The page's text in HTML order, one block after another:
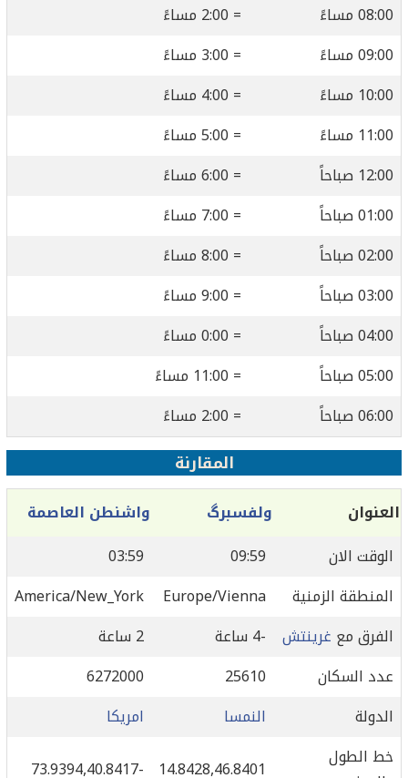
08:00 مساءً
= 2:00 مساءً
09:00 مساءً
= 3:00 مساءً
10:00 مساءً
= 4:00 مساءً
11:00 مساءً
= 5:00 مساءً
12:00 صباحاً
= 6:00 مساءً
01:00 صباحاً
= 7:00 مساءً
02:00 صباحاً
= 8:00 مساءً
03:00 صباحاً
= 9:00 مساءً
04:00 صباحاً
= 0:00 مساءً
05:00 صباحاً
= 11:00 مساءً
06:00 صباحاً
= 2:00 مساءً
المقارنة
العنوان ولفسبرگ
واشنطن العاصمة
الوقت الان
09:59
03:59
المنطقة الزمنية
Europe/Vienna
America/New_York
الفرق مع غرينتش -4 ساعة
2 ساعة
عدد السكان
25610
6272000
الدولة
النمسا
امريكا
خط الطول
14.8428,46.8401
-73.9394,40.8417